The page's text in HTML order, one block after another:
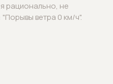
рационально, не
ветра 0 км/ч".